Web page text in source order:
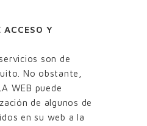
ACCESO Y
son de
No obstante,
WEB puede
de algunos de
en su web a la